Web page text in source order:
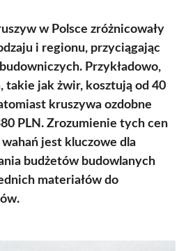
w Polsce zróżnicowały
i regionu, przyciągając
Przykładowo,
takie jak żwir, kosztują od 40
kruszywa ozdobne
PLN. Zrozumienie tych cen
jest kluczowe dla
budżetów budowlanych
materiałów do